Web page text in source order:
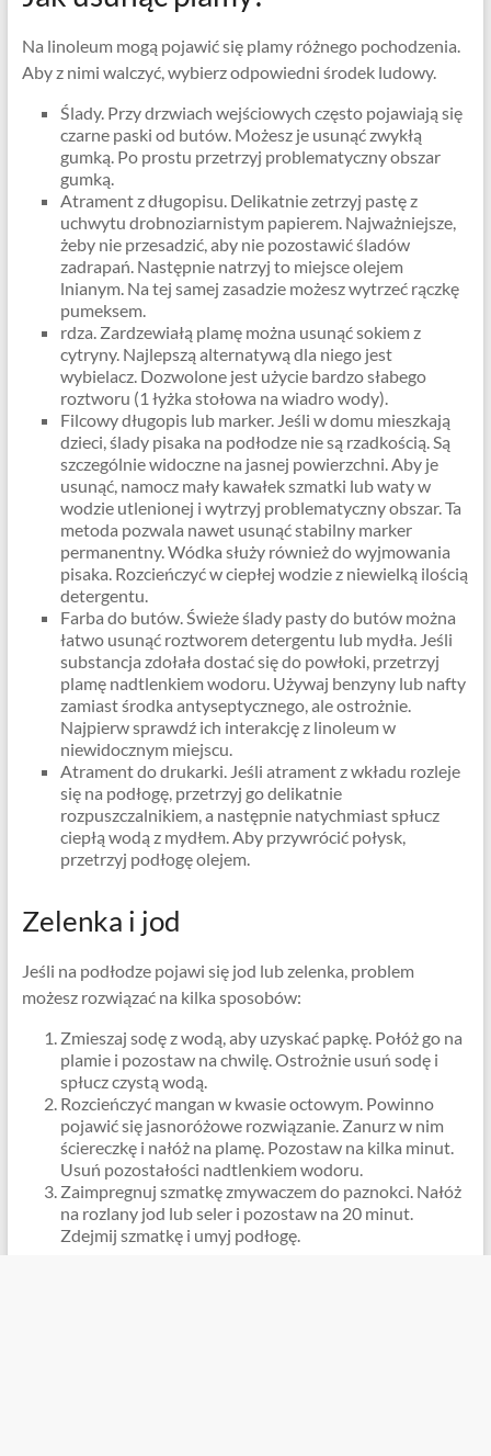
Na linoleum mogą pojawić się plamy różnego pochodzenia.
Aby z nimi walczyć, wybierz odpowiedni środek ludowy.
Ślady. Przy drzwiach wejściowych często pojawiają się
czarne paski od butów. Możesz je usunąć zwykłą
gumką. Po prostu przetrzyj problematyczny obszar
gumką.
Atrament z długopisu. Delikatnie zetrzyj pastę z
uchwytu drobnoziarnistym papierem. Najważniejsze,
żeby nie przesadzić, aby nie pozostawić śladów
zadrapań. Następnie natrzyj to miejsce olejem
lnianym. Na tej samej zasadzie możesz wytrzeć rączkę
pumeksem.
rdza. Zardzewiałą plamę można usunąć sokiem z
cytryny. Najlepszą alternatywą dla niego jest
wybielacz. Dozwolone jest użycie bardzo słabego
roztworu (1 łyżka stołowa na wiadro wody).
Filcowy długopis lub marker. Jeśli w domu mieszkają
dzieci, ślady pisaka na podłodze nie są rzadkością. Są
szczególnie widoczne na jasnej powierzchni. Aby je
usunąć, namocz mały kawałek szmatki lub waty w
wodzie utlenionej i wytrzyj problematyczny obszar. Ta
metoda pozwala nawet usunąć stabilny marker
permanentny. Wódka służy również do wyjmowania
pisaka. Rozcieńczyć w ciepłej wodzie z niewielką ilością
detergentu.
Farba do butów. Świeże ślady pasty do butów można
łatwo usunąć roztworem detergentu lub mydła. Jeśli
substancja zdołała dostać się do powłoki, przetrzyj
plamę nadtlenkiem wodoru. Używaj benzyny lub nafty
zamiast środka antyseptycznego, ale ostrożnie.
Najpierw sprawdź ich interakcję z linoleum w
niewidocznym miejscu.
Atrament do drukarki. Jeśli atrament z wkładu rozleje
się na podłogę, przetrzyj go delikatnie
rozpuszczalnikiem, a następnie natychmiast spłucz
ciepłą wodą z mydłem. Aby przywrócić połysk,
przetrzyj podłogę olejem.
Zelenka i jod
Jeśli na podłodze pojawi się jod lub zelenka, problem
możesz rozwiązać na kilka sposobów:
Zmieszaj sodę z wodą, aby uzyskać papkę. Połóż go na
plamie i pozostaw na chwilę. Ostrożnie usuń sodę i
spłucz czystą wodą.
Rozcieńczyć mangan w kwasie octowym. Powinno
pojawić się jasnoróżowe rozwiązanie. Zanurz w nim
ściereczkę i nałóż na plamę. Pozostaw na kilka minut.
Usuń pozostałości nadtlenkiem wodoru.
Zaimpregnuj szmatkę zmywaczem do paznokci. Nałóż
na rozlany jod lub seler i pozostaw na 20 minut.
Zdejmij szmatkę i umyj podłogę.